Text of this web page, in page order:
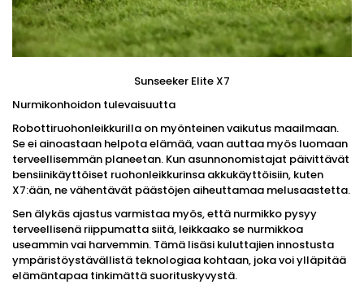
Sunseeker Elite X7
Nurmikonhoidon tulevaisuutta
Robottiruohonleikkurilla on myönteinen vaikutus maailmaan.
Se ei ainoastaan ​​helpota elämää, vaan auttaa myös luomaan
terveellisemmän planeetan. Kun asunnonomistajat päivittävät
bensiinikäyttöiset ruohonleikkurinsa akkukäyttöisiin, kuten
X7:ään, ne vähentävät päästöjen aiheuttamaa melusaastetta.
Sen älykäs ajastus varmistaa myös, että nurmikko pysyy
terveellisenä riippumatta siitä, leikkaako se nurmikkoa
useammin vai harvemmin. Tämä lisäsi kuluttajien innostusta
ympäristöystävällistä teknologiaa kohtaan, joka voi ylläpitää
elämäntapaa tinkimättä suorituskyvystä.